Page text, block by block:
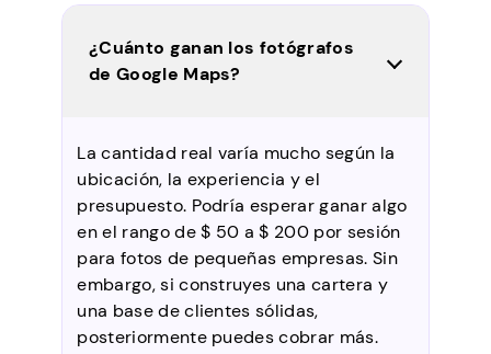
¿Cuánto ganan los fotógrafos
de Google Maps?
La cantidad real varía mucho según la
ubicación, la experiencia y el
presupuesto. Podría esperar ganar algo
en el rango de $ 50 a $ 200 por sesión
para fotos de pequeñas empresas. Sin
embargo, si construyes una cartera y
una base de clientes sólidas,
posteriormente puedes cobrar más.